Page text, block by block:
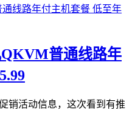
普通线路年
销活动信息，这次看到有推